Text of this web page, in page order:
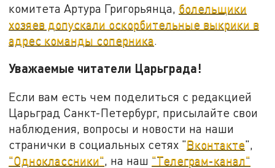
комитета Артура Григорьянца, болельщики
хозяев допускали оскорбительные выкрики в
адрес команды соперника
Уважаемые читатели Царьграда!
Если вам есть чем поделиться с редакцией
Царьград Санкт-Петербург, присылайте свои
наблюдения, вопросы и новости на наши
странички в социальных сетях "Вконтакте",
"Одноклассники", на наш "Телеграм-канал"